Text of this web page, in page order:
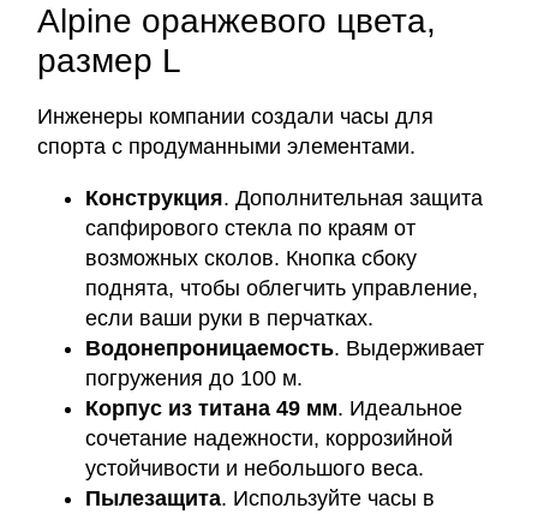
Alpine оранжевого цвета,
размер L
Инженеры компании создали часы для
спорта с продуманными элементами.
Конструкция. Дополнительная защита
сапфирового стекла по краям от
возможных сколов. Кнопка сбоку
поднята, чтобы облегчить управление,
если ваши руки в перчатках.
Водонепроницаемость. Выдерживает
погружения до 100 м.
Корпус из титана 49 мм. Идеальное
сочетание надежности, коррозийной
устойчивости и небольшого веса.
Пылезащита. Используйте часы в